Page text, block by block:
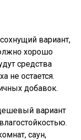
вариант,
хорошо
средства
не остается.
добавок.
вариант
саун,